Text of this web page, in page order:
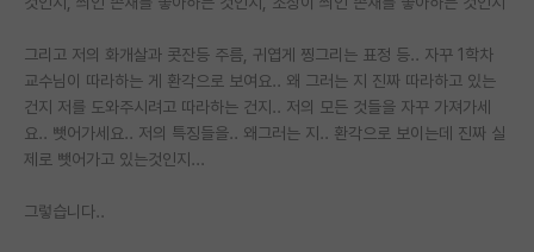
그리고 저의 화개살과 콧잔등 주름, 귀엽게 찡그리는 표정 등.. 자꾸 1학차
교수님이 따라하는 게 환각으로 보여요.. 왜 그러는 지 진짜 따라하고 있는
건지 저를 도와주시려고 따라하는 건지.. 저의 모든 것들을 자꾸 가져가세
요.. 뺏어가세요.. 저의 특징들을.. 왜그러는 지.. 환각으로 보이는데 진짜 실
제로 뺏어가고 있는것인지...
그렇습니다..